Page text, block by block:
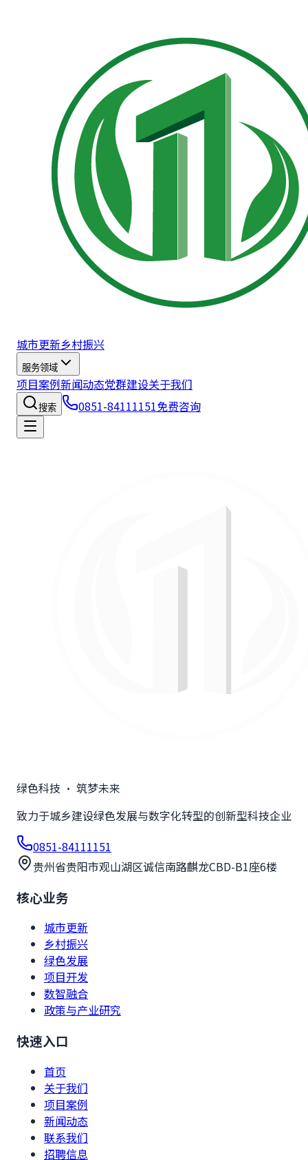
城市更新乡村振兴
服务领域
项目案例新闻动态党群建设关于我们
搜索 0851-84111151免费咨询
绿色科技 · 筑梦未来
致力于城乡建设绿色发展与数字化转型的创新型科技企业
0851-84111151
贵州省贵阳市观山湖区诚信南路麒龙CBD-B1座6楼
核心业务
城市更新
乡村振兴
绿色发展
项目开发
数智融合
政策与产业研究
快速入口
首页
关于我们
项目案例
新闻动态
联系我们
招聘信息